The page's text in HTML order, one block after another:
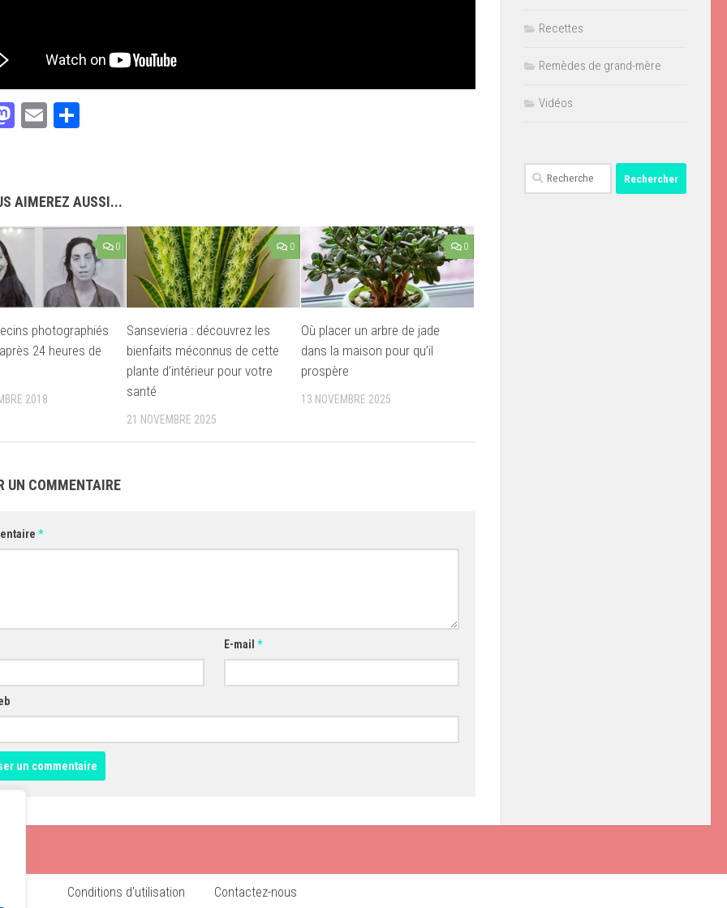
Mastodon
Email
AIMEREZ AUSSI...
0
photographiés
24 heures de
2018
0
Sansevieria : découvrez les
bienfaits méconnus de cette
plante d’intérieur pour votre
santé
21 NOVEMBRE 2025
0
Où placer un arbre de jade
dans la maison pour qu’il
prospère
13 NOVEMBRE 2025
UN COMMENTAIRE
*
E-mail*
Recettes
Remèdes de grand-mère
Vidéos
Rechercher :
Conditions d’utilisation Contactez-nous